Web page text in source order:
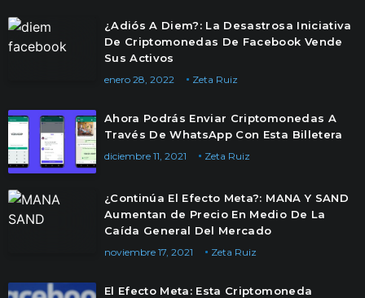
¿Adiós A Diem?: La Desastrosa Iniciativa
De Criptomonedas De Facebook Vende
Sus Activos
Zeta Ruiz
enero 28, 2022
Ahora Podrás Enviar Criptomonedas A
Través De WhatsApp Con Esta Billetera
Zeta Ruiz
diciembre 11, 2021
¿Continúa El Efecto Meta?: MANA Y SAND
Aumentan de Precio En Medio De La
Caída General Del Mercado
Zeta Ruiz
noviembre 17, 2021
El Efecto Meta: Esta Criptomoneda